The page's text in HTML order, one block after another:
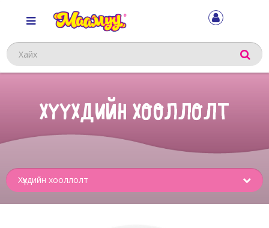
Хайх
ХҮҮХДИЙН ХООЛЛОЛТ